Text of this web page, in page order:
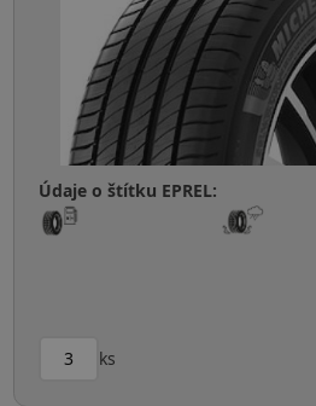
Údaje o štítku EPREL:
ks